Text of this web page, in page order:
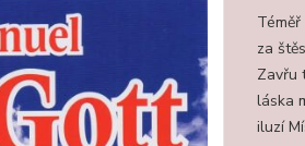
za
Zavřu
láska
iluzí